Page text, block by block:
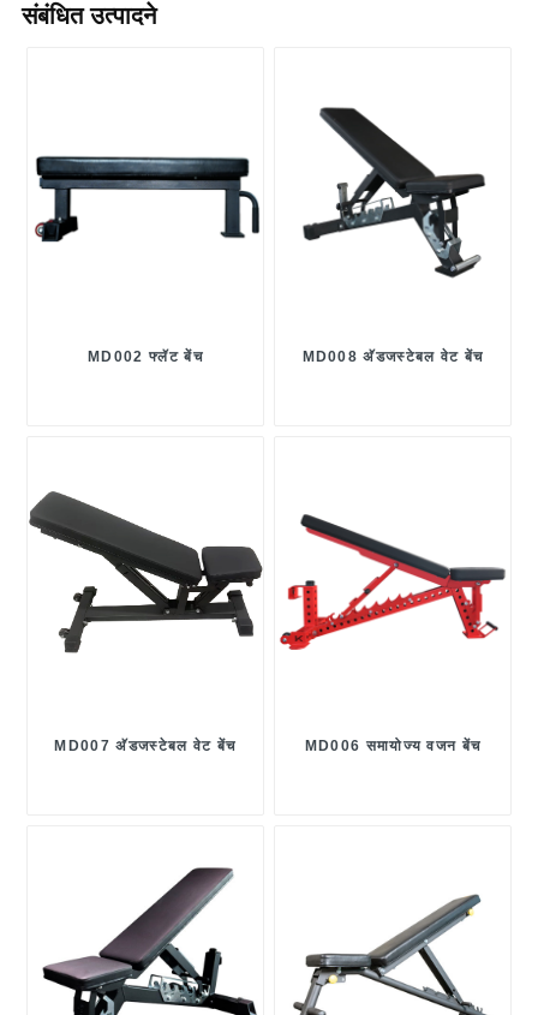
संबंधित उत्पादने
MD002 फ्लॅट बेंच MD008 अ‍ॅडजस्टेबल वेट बेंच
MD007 अ‍ॅडजस्टेबल वेट बेंच MD006 समायोज्य वजन बेंच